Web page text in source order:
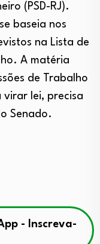
(PSD-RJ).
baseia nos
na Lista de
A matéria
de Trabalho
virar lei, precisa
Senado.
- Inscreva-